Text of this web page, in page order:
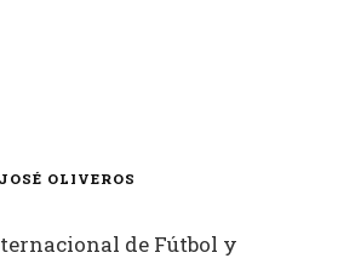
JOSÉ OLIVEROS
de Fútbol y